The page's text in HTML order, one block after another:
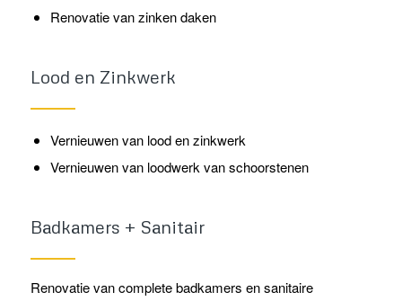
Renovatie van zinken daken
Lood en Zinkwerk
Vernieuwen van lood en zinkwerk
Vernieuwen van loodwerk van schoorstenen
Badkamers + Sanitair
Renovatie van complete badkamers en sanitaire